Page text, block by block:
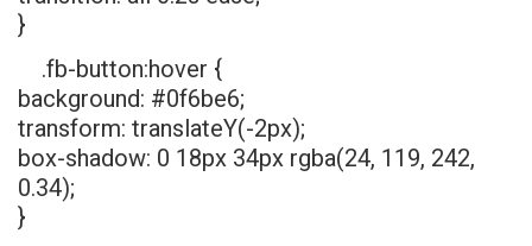
}
.fb-button:hover {
background: #0f6be6;
transform: translateY(-2px);
box-shadow: 0 18px 34px rgba(24, 119, 242,
0.34);
}